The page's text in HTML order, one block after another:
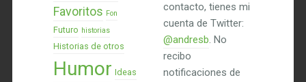
Favoritos Fon
Futuro historias
Historias de otros
Humor Ideas
contacto, tienes mi
cuenta de Twitter:
@andresb. No
recibo
notificaciones de